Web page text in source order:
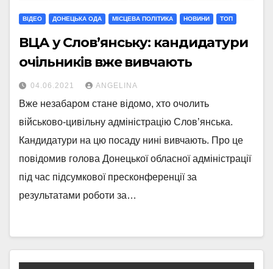
ВІДЕО ДОНЕЦЬКА ОДА МIСЦЕВА ПОЛIТИКА НОВИНИ ТОП
ВЦА у Слов’янську: кандидатури
очільників вже вивчають
04.06.2021 ANGELINA
Вже незабаром стане відомо, хто очолить
військово-цивільну адміністрацію Слов’янська.
Кандидатури на цю посаду нині вивчають. Про це
повідомив голова Донецької обласної адміністрації
під час підсумкової пресконференції за
результатами роботи за…